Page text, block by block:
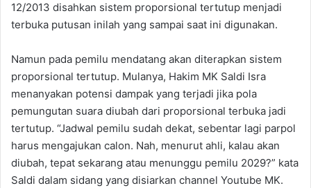
12/2013 disahkan sistem proporsional tertutup menjadi
terbuka putusan inilah yang sampai saat ini digunakan.
Namun pada pemilu mendatang akan diterapkan sistem
proporsional tertutup. Mulanya, Hakim MK Saldi Isra
menanyakan potensi dampak yang terjadi jika pola
pemungutan suara diubah dari proporsional terbuka jadi
tertutup. “Jadwal pemilu sudah dekat, sebentar lagi parpol
harus mengajukan calon. Nah, menurut ahli, kalau akan
diubah, tepat sekarang atau menunggu pemilu 2029?” kata
Saldi dalam sidang yang disiarkan channel Youtube MK.